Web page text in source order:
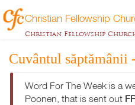
Christian Fellowship
Christian Fellowship
Cuvântul săptămânii
Word For The Week is a
Poonen, that is sent out